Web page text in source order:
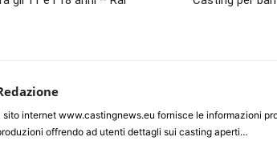
sito internet www.castingnews.eu fornisce le informazioni
offrendo ad utenti dettagli sui casting aperti…